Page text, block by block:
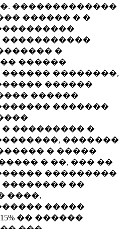
�������������
������ � �
�
������
��������,
������
������
�������
��������� �
�������
� �����
� ��, ��� ��
���������
��
����,
�����
�� ������